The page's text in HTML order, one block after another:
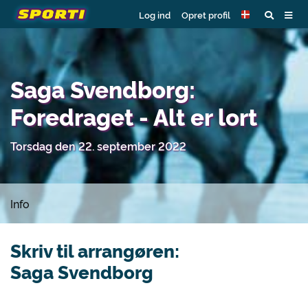
Log ind Opret profil
Saga Svendborg:
Foredraget - Alt er lort
Torsdag den 22. september 2022
Info
Skriv til arrangøren:
Saga Svendborg